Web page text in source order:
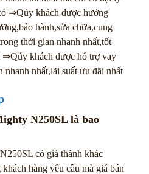
⇒Qúy khách được hưởng
hành,sửa chữa,cung
thời gian nhanh nhất,tốt
⇒Qúy khách được hỗ trợ vay
nhanh nhất,lãi suất ưu đãi nhất
N250SL là bao
có giá thành khác
hàng yêu cầu mà giá bán